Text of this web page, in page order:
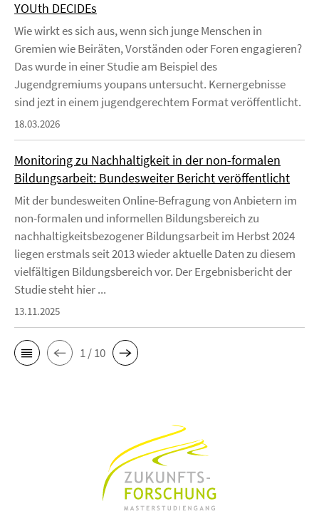
YOUth DECIDEs
Wie wirkt es sich aus, wenn sich junge Menschen in
Gremien wie Beiräten, Vorständen oder Foren engagieren?
Das wurde in einer Studie am Beispiel des
Jugendgremiums youpans untersucht. Kernergebnisse
sind jezt in einem jugendgerechtem Format veröffentlicht.
18.03.2026
Monitoring zu Nachhaltigkeit in der non-formalen
Bildungsarbeit: Bundesweiter Bericht veröffentlicht
Mit der bundesweiten Online-Befragung von Anbietern im
non-formalen und informellen Bildungsbereich zu
nachhaltigkeitsbezogener Bildungsarbeit im Herbst 2024
liegen erstmals seit 2013 wieder aktuelle Daten zu diesem
vielfältigen Bildungsbereich vor. Der Ergebnisbericht der
Studie steht hier ...
13.11.2025
1 / 10